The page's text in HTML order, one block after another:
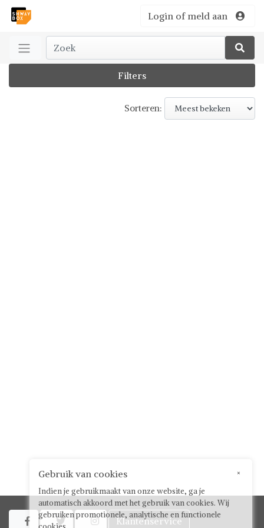
Login of meld aan
Filters
Sorteren:
   Klantenservice
×
Gebruik van cookies
Indien je gebruikmaakt van onze website, ga je
automatisch akkoord met het gebruik van cookies. Wij
gebruiken promotionele, analytische en functionele